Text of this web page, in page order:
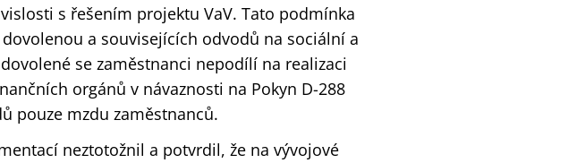
s řešením projektu VaV. Tato podmínka
a souvisejících odvodů na sociální a
se zaměstnanci nepodílí na realizaci
orgánů v návaznosti na Pokyn D-288
pouze mzdu zaměstnanců.
neztotožnil a potvrdil, že na vývojové